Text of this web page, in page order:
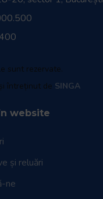
sunt rezervate.
întreținut de SINGA
website
și reluări
ne